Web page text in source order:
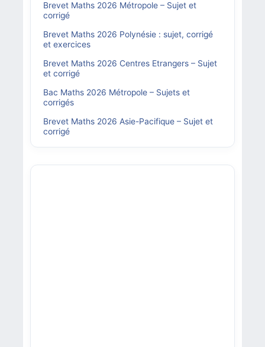
Brevet Maths 2026 Métropole – Sujet et
corrigé
Brevet Maths 2026 Polynésie : sujet, corrigé
et exercices
Brevet Maths 2026 Centres Etrangers – Sujet
et corrigé
Bac Maths 2026 Métropole – Sujets et
corrigés
Brevet Maths 2026 Asie-Pacifique – Sujet et
corrigé